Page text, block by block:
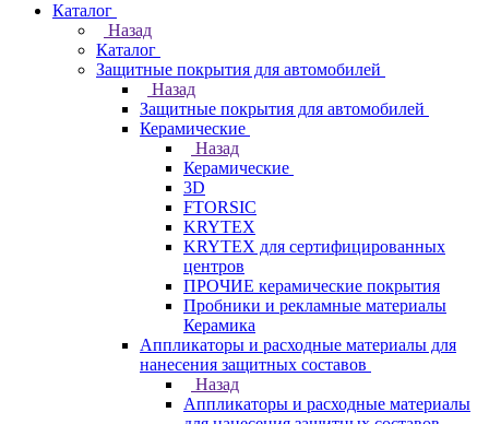
Каталог
Назад
Каталог
Защитные покрытия для автомобилей
Назад
Защитные покрытия для автомобилей
Керамические
Назад
Керамические
3D
FTORSIC
KRYTEX
KRYTEX для сертифицированных
центров
ПРОЧИЕ керамические покрытия
Пробники и рекламные материалы
Керамика
Аппликаторы и расходные материалы для
нанесения защитных составов
Назад
Аппликаторы и расходные материалы